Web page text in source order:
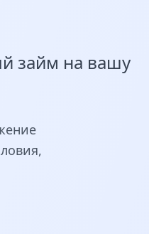
займ на вашу